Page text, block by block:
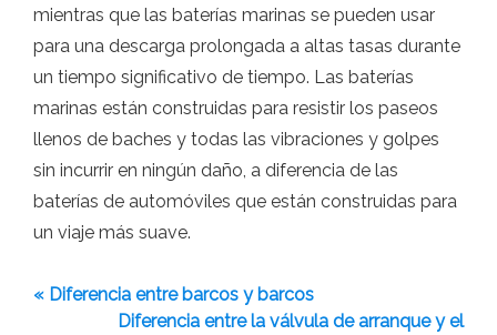
mientras que las baterías marinas se pueden usar
para una descarga prolongada a altas tasas durante
un tiempo significativo de tiempo. Las baterías
marinas están construidas para resistir los paseos
llenos de baches y todas las vibraciones y golpes
sin incurrir en ningún daño, a diferencia de las
baterías de automóviles que están construidas para
un viaje más suave.
« Diferencia entre barcos y barcos
Diferencia entre la válvula de arranque y el